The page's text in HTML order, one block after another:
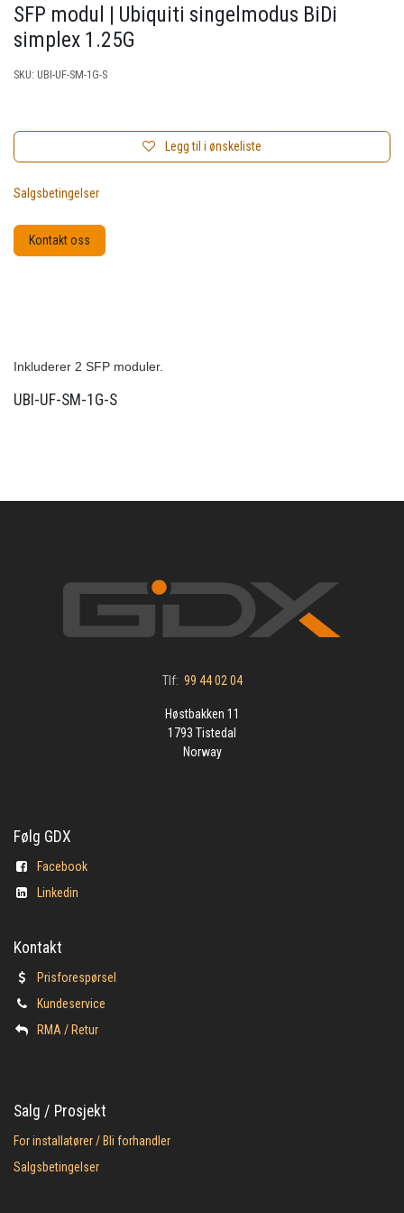
SFP modul | Ubiquiti singelmodus BiDi
simplex 1.25G
SKU: UBI-UF-SM-1G-S
Legg til i ønskeliste
Salgsbetingelser
Kontakt oss
Inkluderer 2 SFP moduler.
UBI-UF-SM-1G-S
Tlf: 99 44 02 04
Høstbakken 11
1793 Tistedal
Norway
Følg GDX
Facebook
Linkedin
Kontakt
Prisforespørsel
Kundeservice
​RMA / Retur
Salg / Prosjekt
For installatører / Bli forhandler
Salgsbetingelser